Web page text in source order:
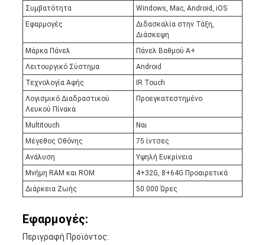
Συμβατότητα
Windows, Mac, Android, iOS
Εφαρμογές
Διδασκαλία στην Τάξη,
Διάσκεψη
Μάρκα Πάνελ
Πάνελ Βαθμού A+
Λειτουργικό Σύστημα
Android
Τεχνολογία Αφής
IR Touch
Λογισμικό Διαδραστικού
Λευκού Πίνακα
Προεγκατεστημένο
Multitouch
Ναι
Μέγεθος Οθόνης
75 ίντσες
Ανάλυση
Υψηλή Ευκρίνεια
Μνήμη RAM και ROM
4+32G, 8+64G Προαιρετικά
Διάρκεια Ζωής
50.000 Ώρες
Εφαρμογές:
Περιγραφή Προϊόντος: